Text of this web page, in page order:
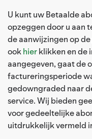
U kunt uw Betaalde
opzeggen door u aan
de aanwijzingen op
ookhierklikken en de
aangegeven, gaat de
factureringsperiode
gedowngraded naar
service. Wij bieden
voor gedeeltelijke
uitdrukkelijk vermeld